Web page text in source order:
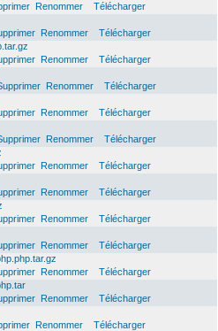
Renommer
Télécharger
Renommer
Télécharger
Renommer
Télécharger
Renommer
Télécharger
Renommer
Télécharger
Renommer
Télécharger
Renommer
Télécharger
Renommer
Télécharger
Renommer
Télécharger
Renommer
Télécharger
Renommer
Télécharger
Renommer
Télécharger
Renommer
Télécharger